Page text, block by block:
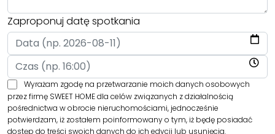
Zaproponuj datę spotkania
Wyrażam zgodę na przetwarzanie moich danych osobowych
przez firmę SWEET HOME dla celów związanych z działalnością
pośrednictwa w obrocie nieruchomościami, jednocześnie
potwierdzam, iż zostałem poinformowany o tym, iż będę posiadać
dostęp do treści swoich danych do ich edycji lub usunięcia.